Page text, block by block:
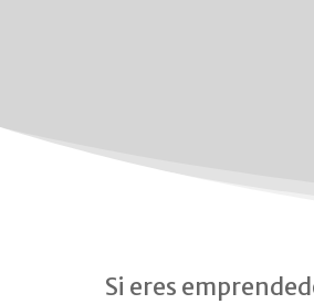
Si eres